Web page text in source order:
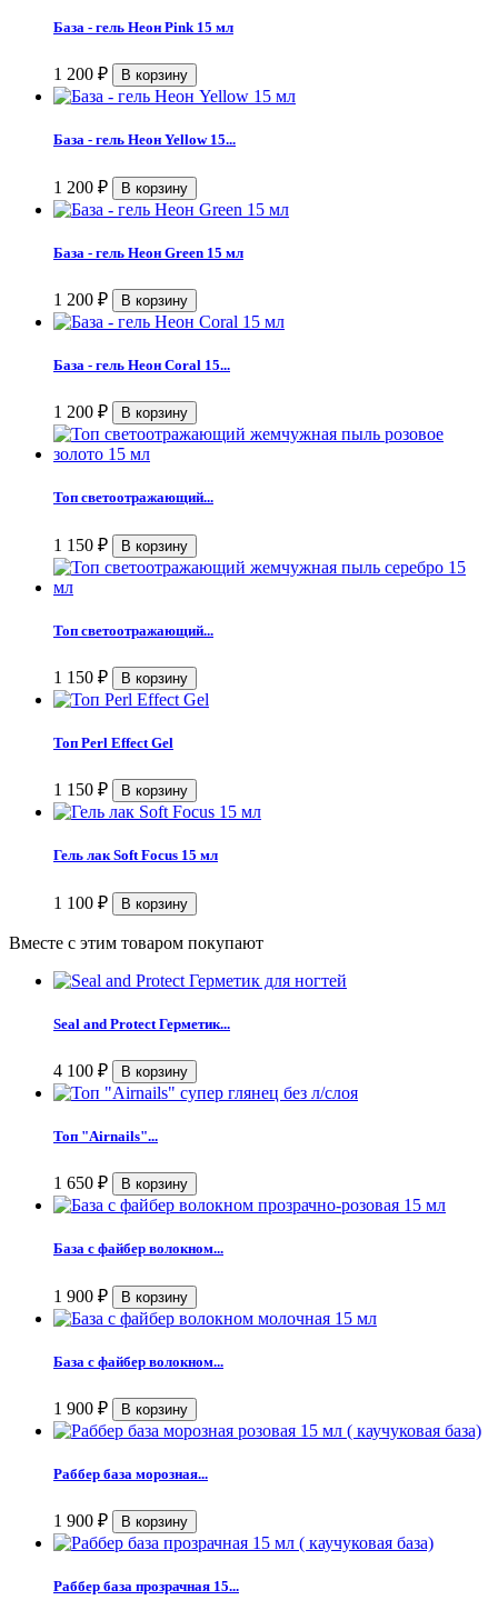
База - гель Неон Pink 15 мл
1 200 ₽
База - гель Неон Yellow 15...
1 200 ₽
База - гель Неон Green 15 мл
1 200 ₽
База - гель Неон Coral 15...
1 200 ₽
Топ светоотражающий...
1 150 ₽
Топ светоотражающий...
1 150 ₽
Топ Perl Effect Gel
1 150 ₽
Гель лак Soft Focus 15 мл
1 100 ₽
Вместе с этим товаром покупают
Seal and Protect Герметик...
4 100 ₽
Топ "Airnails"...
1 650 ₽
База с файбер волокном...
1 900 ₽
База с файбер волокном...
1 900 ₽
Раббер база морозная...
1 900 ₽
Раббер база прозрачная 15...